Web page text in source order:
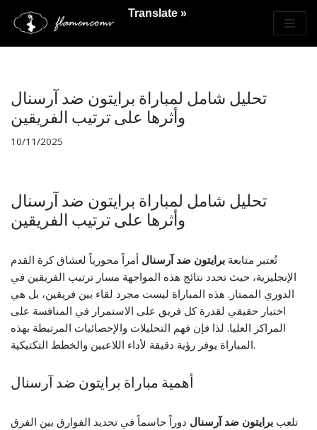
Saltar
تحليل شامل لمباراة برايتون ضد آرسنال
وأثرها على ترتيب الفريقين
10/11/2025
تحليل شامل لمباراة برايتون ضد آرسنال
وأثرها على ترتيب الفريقين
تُعتبر متابعة برايتون ضد آرسنال أمراً محورياً لعشاق كرة القدم
الإنجليزية، حيث تحدد نتائج هذه المواجهة مسار ترتيب الفريقين في
الدوري الممتاز. هذه المباراة ليست مجرد لقاء بين فريقين، بل هي
اختبار حقيقي لقدرة كل فريق على الاستمرار في المنافسة على
المراكز العليا. لذا فإن فهم التحليلات والإحصائيات المرتبطة بهذه
المباراة يوفر رؤية دقيقة لأداء اللاعبين والخطط التكتيكية.
أهمية مباراة برايتون ضد آرسنال
تلعب برايتون ضد آرسنال دوراً حاسماً في تحديد الفوارق بين الفرق
Translate »